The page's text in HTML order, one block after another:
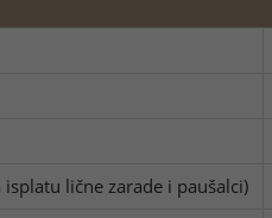
lične zarade i paušalci)